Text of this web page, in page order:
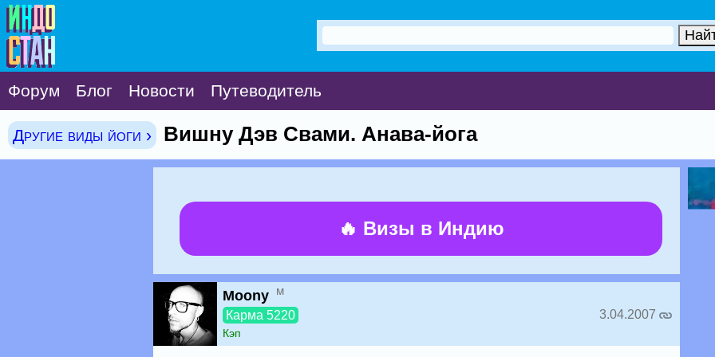
Форум Блог Новости Путеводитель
Другие виды йоги › Вишну Дэв Свами. Анава-йога
🔥 Визы в Индию
Moony м
Карма 5220
Кэп
3.04.2007